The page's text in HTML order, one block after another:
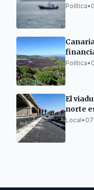
Política•
Política•
El
norte
de lo
Local•